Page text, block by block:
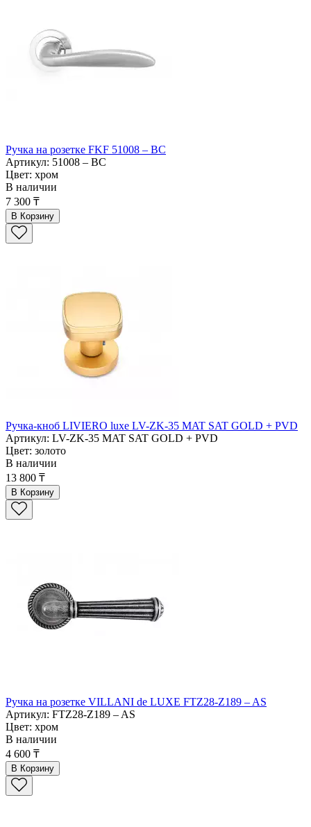
Ручка на розетке FKF 51008 – BC
Артикул: 51008 – BC
Цвет: хром
В наличии
7 300 ₸
В Корзину
Ручка-кноб LIVIERO luxe LV-ZK-35 MAT SAT GOLD + PVD
Артикул: LV-ZK-35 MAT SAT GOLD + PVD
Цвет: золото
В наличии
13 800 ₸
В Корзину
Ручка на розетке VILLANI de LUXE FTZ28-Z189 – AS
Артикул: FTZ28-Z189 – AS
Цвет: хром
В наличии
4 600 ₸
В Корзину